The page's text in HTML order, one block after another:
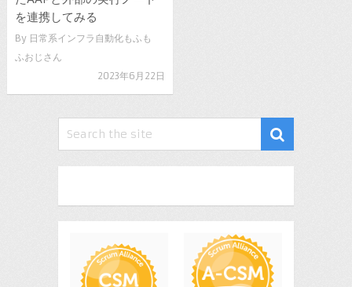
を連携してみる
By 日常系インフラ自動化もふも
ふおじさん
2023年6月22日